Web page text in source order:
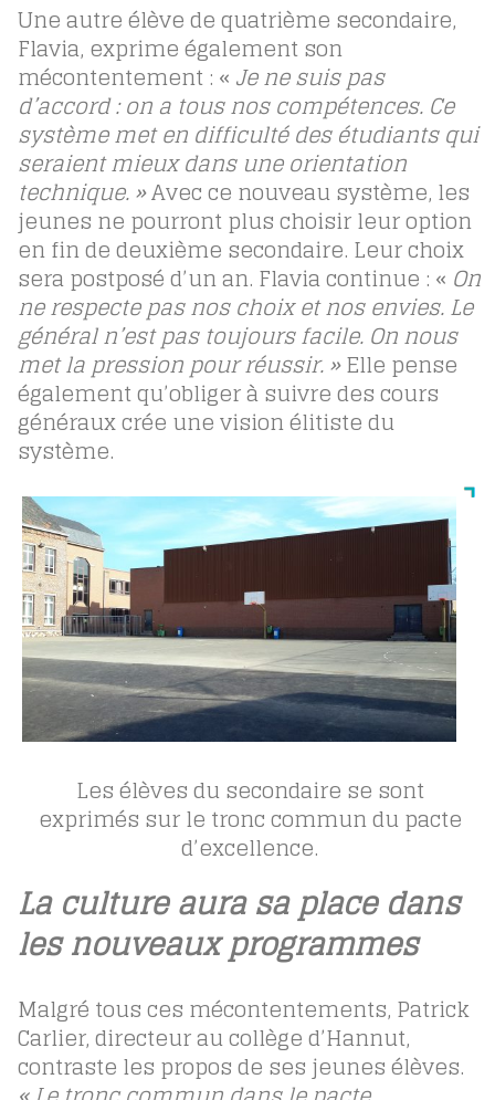
Une autre élève de quatrième secondaire,
Flavia, exprime également son
mécontentement : « Je ne suis pas
d’accord : on a tous nos compétences. Ce
système met en difficulté des étudiants qui
seraient mieux dans une orientation
technique. »Avec ce nouveau système, les
jeunes ne pourront plus choisir leur option
en fin de deuxième secondaire. Leur choix
sera postposé d’un an. Flavia continue : « On
ne respecte pas nos choix et nos envies. Le
général n’est pas toujours facile. On nous
met la pression pour réussir. »Elle pense
également qu’obliger à suivre des cours
généraux crée une vision élitiste du
système.
Les élèves du secondaire se sont
exprimés sur le tronc commun du pacte
d’excellence.
La culture aura sa place dans
les nouveaux programmes
Malgré tous ces mécontentements, Patrick
Carlier, directeur au collège d’Hannut,
contraste les propos de ses jeunes élèves.